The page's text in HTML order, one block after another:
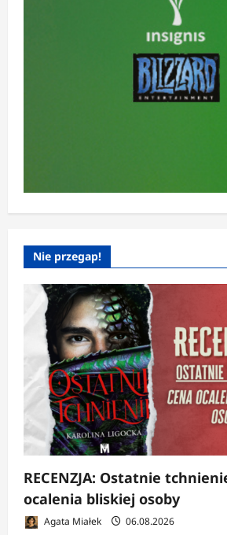
Nie przegap!
RECENZJA: Ostatnie
ocalenia bliskiej osoby
Agata Miałek 06.08.2026